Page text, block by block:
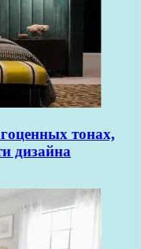
тонах,
дизайна